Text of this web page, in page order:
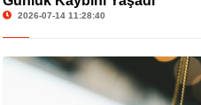
2026-07-14 11:28:40